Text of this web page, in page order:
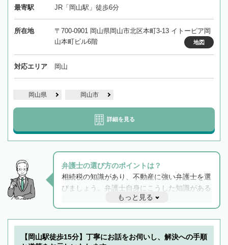
最寄駅 JR「岡山駅」徒歩6分
所在地
〒700-0901 岡山県岡山市北区本町3-13 イトーピア岡
山本町ビル6階
地図
対応エリア 岡山
岡山県 岡山市
詳細を見る
弁護士の選び方のポイントは？
相続税の知識があり、不動産に強い弁護士を選
びましょう。弁護士自身にこうした知識がある
と他士業との連携もスムーズに進み、トラブル
解決のみならず相続をトータルで任せることが
できます。また、相続は感情がからむ分野なの
でフィーリングも重要です。実際に電話や面談
もっと見る
【岡山駅徒歩15分】丁寧にお話をお伺いし、解決への手順